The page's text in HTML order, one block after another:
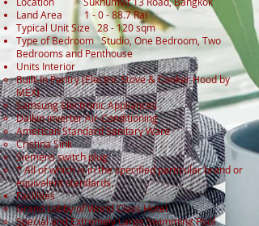
Land Area 1 - 0 - 88.7 Rai
Typical Unit Size 28 - 120 sqm
Type of Bedroom Studio, One Bedroom, Two
Bedrooms and Penthouse
Units Interior
Built-In Pantry (Electric Stove & Cooker Hood by
MEX)
Samsung Electronic Appliances
Daikin inverter Air-Conditioning
American Standard Sanitary Ware
Cristina Sink
Siemens switch plug
* All of which is in the specified particular brand or
equivalent standards.
Facilities
Grand Lobby of World Class Hotel
Special and Extremely Large Swimming Pool